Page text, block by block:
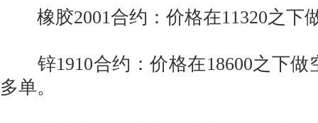
橡胶2001合约：价格在11320之下
锌1910合约：价格在18600之下做
多单。